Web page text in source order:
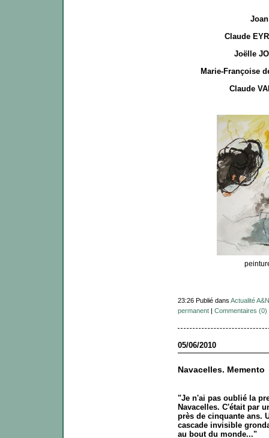
Claude
Joëlle
Marie-Françoise
Claude
23:26 Publié dans Actualité A&N
permanent| Commentaires (0)
05/06/2010
Navacelles. Memento
"Je n'ai pas oublié la
Navacelles. C'était par
près de cinquante ans.
cascade invisible
au bout du monde..."